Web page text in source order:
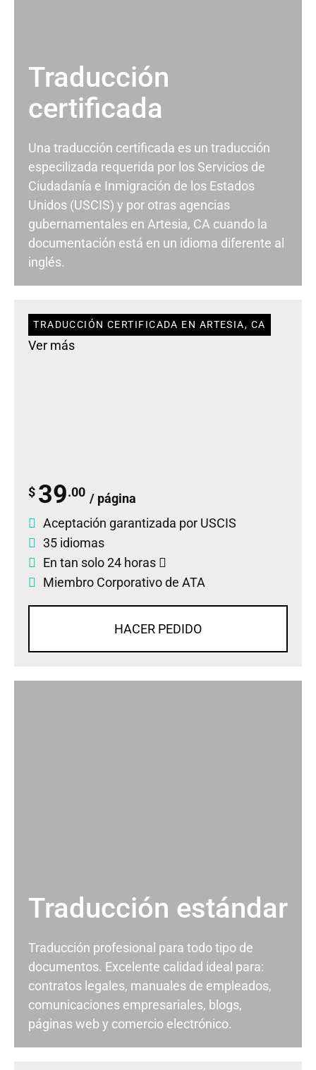
Traducción
certificada
Una traducción certificada es un traducción
especilizada requerida por los Servicios de
Ciudadanía e Inmigración de los Estados
Unidos (USCIS) y por otras agencias
gubernamentales en Artesia, CA cuando la
documentación está en un idioma diferente al
inglés.
TRADUCCIÓN CERTIFICADA EN ARTESIA, CA
Ver más
$ 39.00 / página
Aceptación garantizada por USCIS
35 idiomas
En tan solo 24 horas
Miembro Corporativo de ATA
HACER PEDIDO
Traducción estándar
Traducción profesional para todo tipo de
documentos. Excelente calidad ideal para:
contratos legales, manuales de empleados,
comunicaciones empresariales, blogs,
páginas web y comercio electrónico.